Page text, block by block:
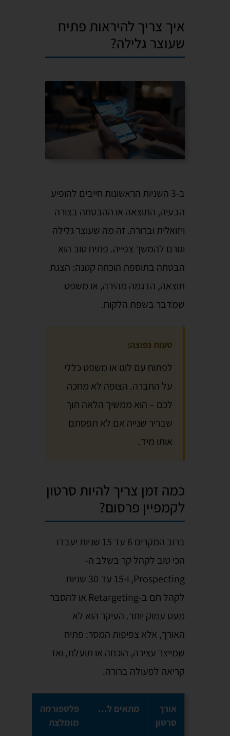
איך צריך להיראות פתיח
שעוצר גלילה?
ב-3 השניות הראשונות חייבים להופיע
הבעיה, התוצאה או ההבטחה בצורה
ויזואלית וברורה. זה מה שעוצר גלילה
וגורם להמשך צפייה. פתיח טוב הוא
הבטחה בתוספת הוכחה קטנה: הצגת
תוצאה, הדגמה מהירה, או משפט
שמדבר בשפת הלקוח.
טעות נפוצה:
לפתוח עם לוגו או משפט כללי
על החברה. הצופה לא מחכה
לכם – הוא ממשיך הלאה תוך
שבריר שנייה אם לא תפסתם
אותו מיד.
כמה זמן צריך להיות סרטון
לקמפיין פרסום?
ברוב המקרים 6 עד 15 שניות יעבדו
הכי טוב לקהל קר בשלב ה-
Prospecting, ו-15 עד 30 שניות
לקהל חם ב-Retargeting או להסבר
מעט עמוק יותר. העיקר הוא לא
האורך, אלא צפיפות המסר: פתיח
שמייצר עצירה, הוכחה או תועלת, ואז
קריאה לפעולה ברורה.
אורך
סרטון
מתאים ל…
פלטפורמה
מומלצת